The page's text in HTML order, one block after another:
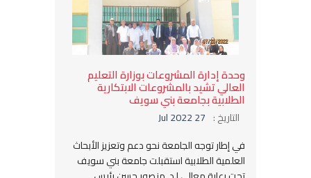
وحدة إدارة المشروعات بوزارة التعليم
العالي تشيد بالمشروعات الابتكارية
الطلابية بجامعة بني سويف
التاريخ : 27 Jul 2022
في إطار توجه الجامعة نحو دعم وتعزيز الأبحاث
العلمية الطلابية استقبلت جامعة بني سويف